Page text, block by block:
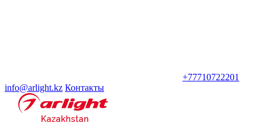
+77710722201
info@arlight.kz Контакты